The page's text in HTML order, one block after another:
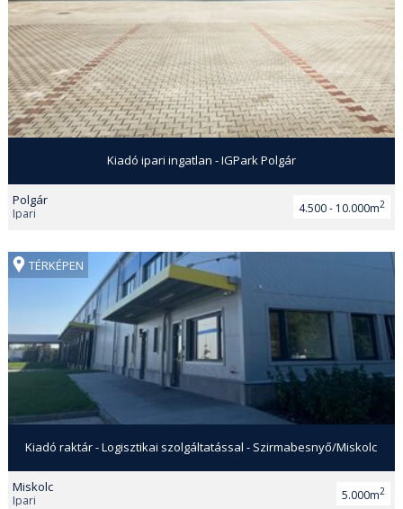
Kiadó ipari ingatlan - IGPark Polgár
Polgár
Ipari 4.500 - 10.000m2
TÉRKÉPEN
Kiadó raktár - Logisztikai szolgáltatással - Szirmabesnyő/Miskolc
Miskolc
Ipari 5.000m2